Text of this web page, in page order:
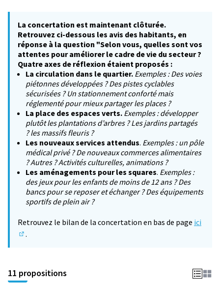
La concertation est maintenant clôturée.
Retrouvez ci-dessous les avis des habitants, en
réponse à la question "Selon vous, quelles sont vos
attentes pour améliorer le cadre de vie du secteur ?
Quatre axes de réflexion étaient proposés :
La circulation dans le quartier. Exemples : Des voies
piétonnes développées ? Des pistes cyclables
sécurisées ? Un stationnement conforté mais
réglementé pour mieux partager les places ?
La place des espaces verts. Exemples : développer
plutôt les plantations d’arbres ? Les jardins partagés
? les massifs fleuris ?
Les nouveaux services attendus. Exemples : un pôle
médical privé ? De nouveaux commerces alimentaires
? Autres ? Activités culturelles, animations ?
Les aménagements pour les squares. Exemples :
des jeux pour les enfants de moins de 12 ans ? Des
bancs pour se reposer et échanger ? Des équipements
sportifs de plein air ?
Retrouvez le bilan de la concertation en bas de page ici
.
11 propositions